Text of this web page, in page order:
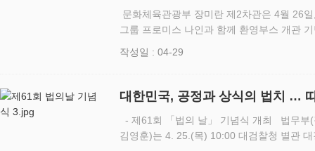
문화체육관광부 장미란 제2차관은 4월 26
그룹 프로미스 나인과 함께 환영부스 개관
촬영을 하고 있다.(출처; 문체부) - 장미란
막행사 참…
작성일 : 04-29
대한민국, 공정과 상식의 법치 …
- 제61회 「법의 날」 기념식 개최 법무부
김영훈)는 4. 25.(목) 10:00 대검찰청 별관